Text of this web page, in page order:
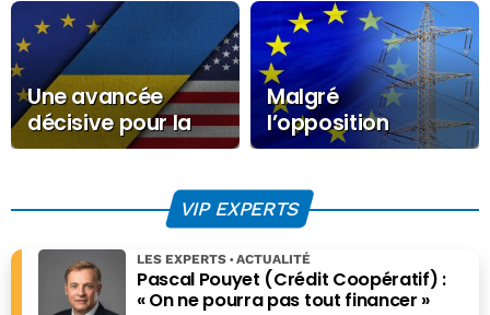
Une avancée
décisive pour la
paix en Ukraine ou
chose ?
Malgré
l’opposition
publique, l’UE
en matière de
politique
climatique
VIP EXPERTS
Pascal Pouyet (Crédit Coopératif) :
« On ne pourra pas tout financer »
LES EXPERTS ACTUALITÉ